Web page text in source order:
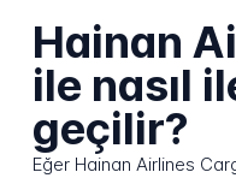
Hainan
ile nasıl
geçilir?
Eğer Hainan Airlines